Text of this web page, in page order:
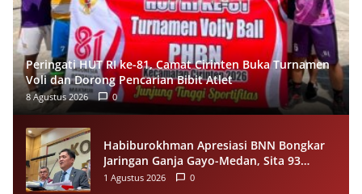
Peringati HUT RI ke-81, Camat Cirinten Buka Turnamen
Voli dan Dorong Pencarian Bibit Atlet
8 Agustus 2026 0
Habiburokhman Apresiasi BNN Bongkar
Jaringan Ganja Gayo-Medan, Sita 93
Kilogram di Sumut
1 Agustus 2026 0